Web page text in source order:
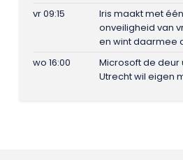
vr 09:15
Iris maakt met
onveiligheid van
en wint daarmee
wo 16:00
Microsoft de deur
Utrecht wil eigen